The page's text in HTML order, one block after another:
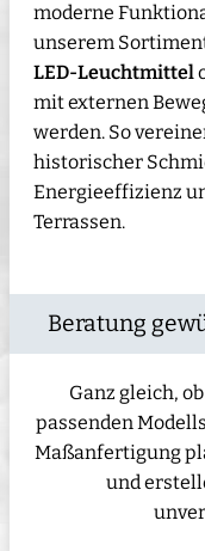
moderne
unserem
LED-Leuchtmittel
mit externen
werden. So
historischer
Energieeffizienz
Terrassen.
Beratung
Ganz gleich,
passenden
Maßanfertigung
und